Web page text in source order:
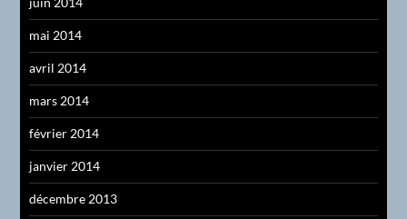
mai 2014
avril 2014
mars 2014
février 2014
janvier 2014
décembre 2013